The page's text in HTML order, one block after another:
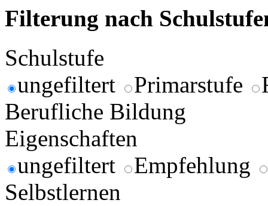
Filterung nach
Schulstufe
ungefiltert
Primarstufe
Berufliche Bildung
Eigenschaften
ungefiltert
Empfehlung
Selbstlernen